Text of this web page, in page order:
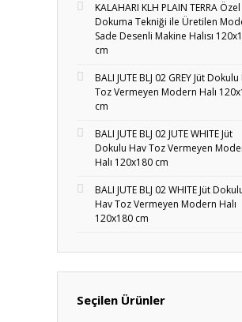
KALAHARI KLH PLAIN TERRA Özel
Dokuma Tekniği ile Üretilen
Sade Desenli Makine Halısı
cm
BALI JUTE BLJ 02 GREY Jüt
Toz Vermeyen Modern Halı
cm
BALI JUTE BLJ 02 JUTE WHITE Jüt
Dokulu Hav Toz Vermeyen
Halı 120x180 cm
BALI JUTE BLJ 02 WHITE Jüt
Hav Toz Vermeyen Modern Halı
120x180 cm
Seçilen Ürünler